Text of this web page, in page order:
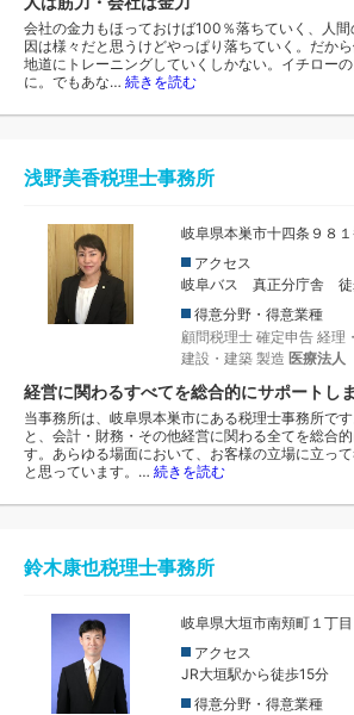
会社の金力もほっておけば100％落ちていく、人
因は様々だと思うけどやっぱり落ちていく。だか
地道にトレーニングしていくしかない。イチロー
に。でもあな… 続きを読む
浅野美香税理士事務所
岐阜県本巣市十四条９８１
アクセス
岐阜バス 真正分庁舎 徒
得意分野・得意業種
顧問税理士 確定申告 経理
建設・建築 製造 医療法人
経営に関わるすべてを総合的にサポートし
当事務所は、岐阜県本巣市にある税理士事務所で
と、会計・財務・その他経営に関わる全てを総合
す。あらゆる場面において、お客様の立場に立っ
と思っています。… 続きを読む
鈴木康也税理士事務所
岐阜県大垣市南頬町１丁
アクセス
JR大垣駅から徒歩15分
得意分野・得意業種